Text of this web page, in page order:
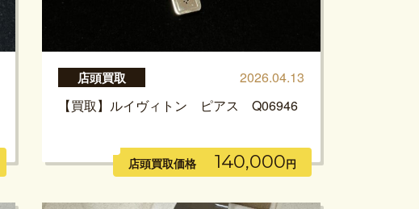
店頭買取
2026.04.13
【買取】ルイヴィトン ピアス Q06946
店頭買取価格 140,000円